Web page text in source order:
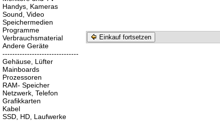
Einkauf fortsetzen
Handys, Kameras
Sound, Video
Speichermedien
Programme
Verbrauchsmaterial
Andere Geräte
-------------------------------
Gehäuse, Lüfter
Mainboards
Prozessoren
RAM- Speicher
Netzwerk, Telefon
Grafikkarten
Kabel
SSD, HD, Laufwerke